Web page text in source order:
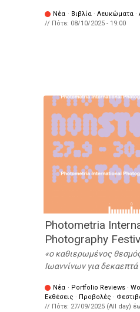
Νέα · Βιβλία · Λευκώματα ·
// Πότε: 08/10/2025 - 19:00
Photometria
Photography
ο καθιερωμένος
Ιωαννίνων για
Νέα · Portfolio Reviews ·
Εκθέσεις · Προβολές ·
// Πότε: 27/09/2025 (All day)